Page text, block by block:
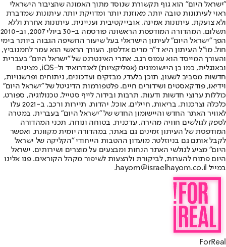
"ישראל היום" הוא גוף תקשורת שנוסד מתוך האמונה שהציבור הישראלי
ראוי לעיתונות טובה יותר, מאוזנת יותר ומדויקת יותר. עיתונות שמדברת
ולא צועקת. עיתונות אמינה, אובייקטיבית ועניינית. עיתונות אחרת וללא
תשלום. המהדורה המודפסת הראשונה פורסמה ב-30 ביולי 2007, וב-2010
הפך "ישראל היום" לעיתון הישראלי בעל שיעור החשיפה הגבוה ביותר בימי
חול. מו"ל העיתון היא ד"ר מרים אדלסון. העורך הראשי הוא עמר לחמנוביץ,
והעורך המייסד הוא עמוס רגב. אתרי האינטרנט של "ישראל היום" בעברית
ובאנגלית, כמו כן היישומונים (אפליקציות) לאנדרואיד ול-iOS, מציגים
חדשות מסביב לשעון, תוכן בלעדי, מבזקים ועדכונים, ניתוחים ופרשנויות,
וידיאו, פודקאסטים ושידורים חיים. פלטפורמות הדיגיטל של "ישראל היום"
כוללות ערוצי חדשות ודעות, תרבות ובידור, לייף סטייל, טכנולוגיה, ספורט,
כלכלה וצרכנות, בריאות, חיילים, אוכל, יהדות, תיירות ורכב. ב-2021 עלו
לאוויר האתר החדש והיישומון החדש של "ישראל היום" בעברית, במטרה
לספק לגולשים חוויה מהירה, עדכנית, בטוחה ונוחה. תכני המהדורה
המודפסת של העיתון זמינים גם באתר, במהדורה יומית מקוונת, ואפשר
לקבל אותם גם בניוזלטר. מועדון ההטבות הייחודי "הקליקה של ישראל
היום" מציע לגולשי האתר הנחות ומבצעים על מוצרים ושירותים. ישראל
היום פתוח להערות, לביקורת ולהצעות לשיפור מקהל הקוראים. פנו אלינו
במייל hayom@israelhayom.co.il.
ForReal